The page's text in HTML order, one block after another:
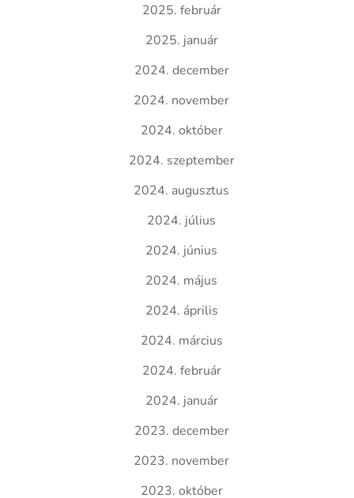
2025. február
2025. január
2024. december
2024. november
2024. október
2024. szeptember
2024. augusztus
2024. július
2024. június
2024. május
2024. április
2024. március
2024. február
2024. január
2023. december
2023. november
2023. október